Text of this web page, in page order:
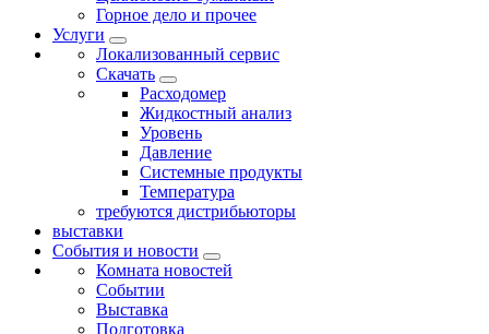
Горное дело и прочее
Услуги
Локализованный сервис
Скачать
Расходомер
Жидкостный анализ
Уровень
Давление
Системные продукты
Температура
требуются дистрибьюторы
выставки
События и новости
Комната новостей
Событии
Выставка
Подготовка